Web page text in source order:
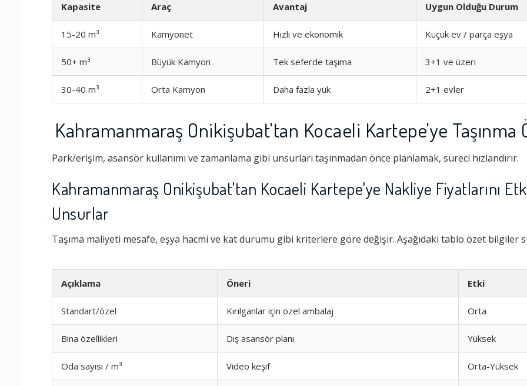
Kapasite Araç Avantaj Uygun Olduğu Durum
15-20 m³ Kamyonet Hızlı ve ekonomik Küçük ev / parça eşya
50+ m³ Büyük Kamyon Tek seferde taşıma 3+1 ve üzeri
30-40 m³ Orta Kamyon Daha fazla yük 2+1 evler
Kahramanmaraş Onikişubat'tan Kocaeli Kartepe'ye Taşınma
Park/erişim, asansör kullanımı ve zamanlama gibi unsurları taşınmadan önce planlamak, süreci hızlandırır.
Kahramanmaraş Onikişubat'tan Kocaeli Kartepe'ye Nakliye Fiyatlarını
Unsurlar
Taşıma maliyeti mesafe, eşya hacmi ve kat durumu gibi kriterlere göre değişir. Aşağıdaki tablo özet bilgiler
Açıklama Öneri Etki
Standart/özel Kırılganlar için özel ambalaj Orta
Bina özellikleri Dış asansör planı Yüksek
Oda sayısı / m³ Video keşif Orta-Yüksek
Firma Çalışanları
Fiyatlandırma Dengesi 1.0